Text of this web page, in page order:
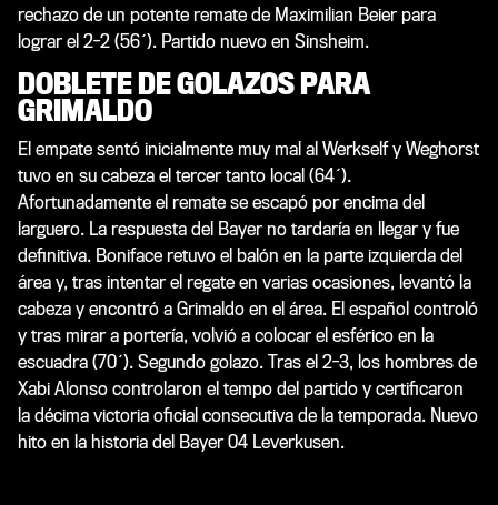
rechazo de un potente remate de Maximilian Beier para
lograr el 2-2 (56´). Partido nuevo en Sinsheim.
DOBLETE DE GOLAZOS PARA
GRIMALDO
El empate sentó inicialmente muy mal al Werkself y Weghorst
tuvo en su cabeza el tercer tanto local (64´).
Afortunadamente el remate se escapó por encima del
larguero. La respuesta del Bayer no tardaría en llegar y fue
definitiva. Boniface retuvo el balón en la parte izquierda del
área y, tras intentar el regate en varias ocasiones, levantó la
cabeza y encontró a Grimaldo en el área. El español controló
y tras mirar a portería, volvió a colocar el esférico en la
escuadra (70´). Segundo golazo. Tras el 2-3, los hombres de
Xabi Alonso controlaron el tempo del partido y certificaron
la décima victoria oficial consecutiva de la temporada. Nuevo
hito en la historia del Bayer 04 Leverkusen.